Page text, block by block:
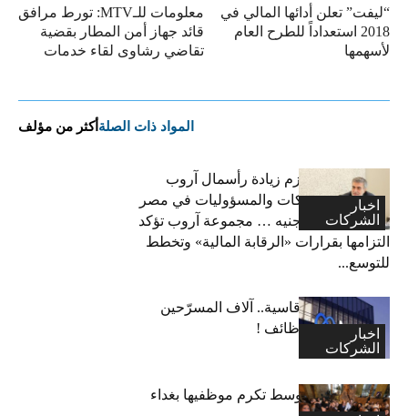
معلومات للـMTV: تورط مرافق
قائد جهاز أمن المطار بقضية
تقاضي رشاوى لقاء خدمات
“ليفت” تعلن أدائها المالي في
2018 استعداداً للطرح العام
لأسهمها
المواد ذات الصلةأكثر من مؤلف
اخبار
الشركات
فاتح بكداش:نعتزم زيادة رأسمال آروب
لتأمينات الممتلكات والمسؤوليات في مصر
إلى 600 مليون جنيه … مجموعة آروب تؤكد
التزامها بقرارات «الرقابة المالية» وتخطط
للتوسع...
اخبار
الشركات
“ميتا”: قرارات قاسية.. آلاف المسرّحين
وتجميد آلاف الوظائف !
اكسا الشرق الاوسط تكرم موظفيها بغداء